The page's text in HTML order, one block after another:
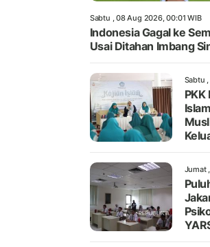
Sabtu , 08 Aug 2026, 00:01 WIB
Indonesia Gagal ke
Usai Ditahan Imbang
Sabtu
PKK
Jumat